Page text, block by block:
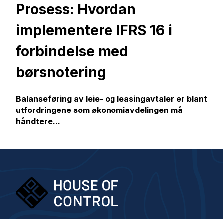
Prosess: Hvordan
implementere IFRS 16 i
forbindelse med
børsnotering
Balanseføring av leie- og leasingavtaler er blant
utfordringene som økonomiavdelingen må
håndtere...